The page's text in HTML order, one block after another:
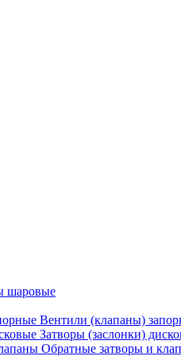
шаровые
Вентили (клапаны)
Затворы (заслонки)
Обратные затворы и